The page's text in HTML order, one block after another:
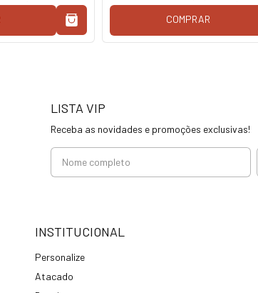
COMPRAR
LISTA VIP
Receba as novidades e promoções exclusivas!
INSTITUCIONAL
Personalize
Atacado